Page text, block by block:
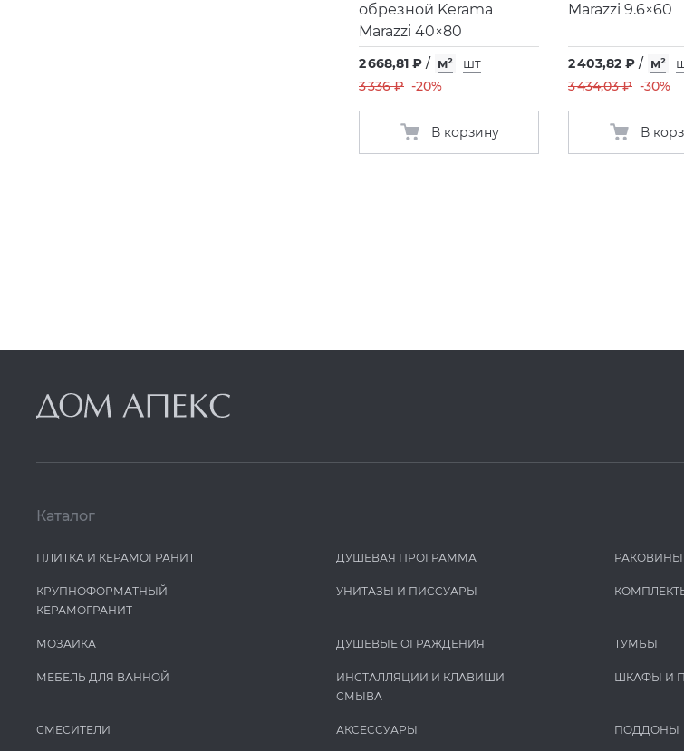
обрезной Kerama
Marazzi 40×80
2 668,81 ₽ / м²
шт
3 336 ₽ -20%
В корзину
Marazzi 9.6×60
2 403,82 ₽ / м²
3 434,03 ₽ -30%
В
Каталог
ПЛИТКА И КЕРАМОГРАНИТ
КРУПНОФОРМАТНЫЙ
КЕРАМОГРАНИТ
МОЗАИКА
МЕБЕЛЬ ДЛЯ ВАННОЙ
СМЕСИТЕЛИ
ДУШЕВАЯ ПРОГРАММА
УНИТАЗЫ И ПИCCУАРЫ
ДУШЕВЫЕ ОГРАЖДЕНИЯ
ИНСТАЛЛЯЦИИ И КЛАВИШИ
СМЫВА
АКСЕССУАРЫ
РАКОВИНЫ
ТУМБЫ
ШКАФЫ И
ПОДДОНЫ